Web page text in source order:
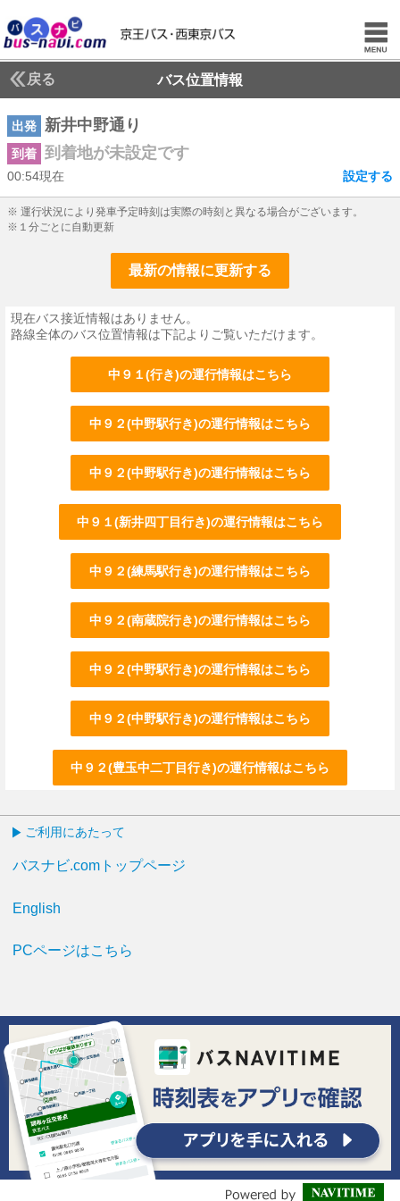
戻る バス位置情報
出発 新井中野通り
到着 到着地が未設定です
設定する
00:54現在
※ 運行状況により発車予定時刻は実際の時刻と異なる場合がございます。
※１分ごとに自動更新
最新の情報に更新する
現在バス接近情報はありません。
路線全体のバス位置情報は下記よりご覧いただけます。
中９１(行き)の運行情報はこちら
中９２(中野駅行き)の運行情報はこちら
中９２(中野駅行き)の運行情報はこちら
中９１(新井四丁目行き)の運行情報はこちら
中９２(練馬駅行き)の運行情報はこちら
中９２(南蔵院行き)の運行情報はこちら
中９２(中野駅行き)の運行情報はこちら
中９２(中野駅行き)の運行情報はこちら
中９２(豊玉中二丁目行き)の運行情報はこちら
ご利用にあたって
バスナビ.comトップページ
English
PCページはこちら